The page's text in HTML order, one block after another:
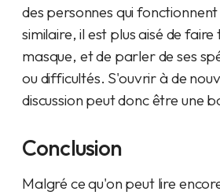
des personnes qui
similaire, il est plus aisé de
masque, et de parler de ses
ou difficultés. S'ouvrir à de
discussion peut donc être une
Conclusion
Malgré ce qu'on peut lire